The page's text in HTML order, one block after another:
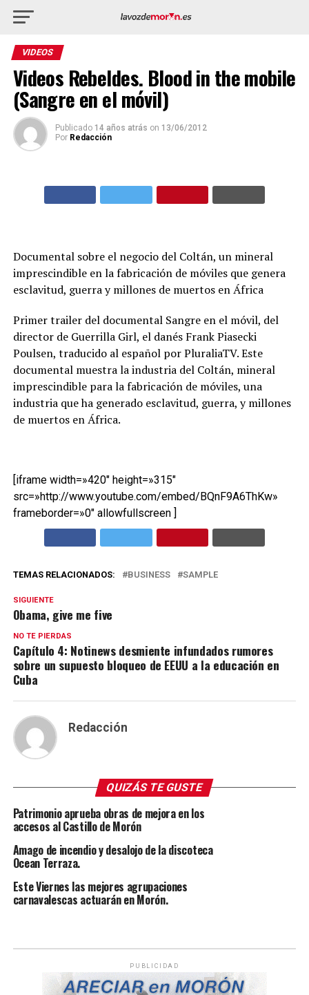
VIDEOS
Videos Rebeldes. Blood in the mobile
(Sangre en el móvil)
Publicado 14 años atrás on 13/06/2012
Por Redacción
Documental sobre el negocio del Coltán, un mineral
imprescindible en la fabricación de móviles que genera
esclavitud, guerra y millones de muertos en África
Primer trailer del documental Sangre en el móvil, del
director de Guerrilla Girl, el danés Frank Piasecki
Poulsen, traducido al español por PluraliaTV. Este
documental muestra la industria del Coltán, mineral
imprescindible para la fabricación de móviles, una
industria que ha generado esclavitud, guerra, y millones
de muertos en África.
[iframe width=»420″ height=»315″
src=»http://www.youtube.com/embed/BQnF9A6ThKw»
frameborder=»0″ allowfullscreen ]
TEMAS RELACIONADOS: BUSINESS SAMPLE
SIGUIENTE
Obama, give me five
NO TE PIERDAS
Capítulo 4: Notinews desmiente infundados rumores
sobre un supuesto bloqueo de EEUU a la educación en
Cuba
Redacción
QUIZÁS TE GUSTE
Patrimonio aprueba obras de mejora en los
accesos al Castillo de Morón
Amago de incendio y desalojo de la discoteca
Ocean Terraza.
Este Viernes las mejores agrupaciones
carnavalescas actuarán en Morón.
PUBLICIDAD